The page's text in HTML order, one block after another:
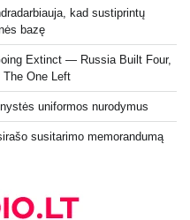
kad sustiprintų
bazę
Extinct — Russia Built Four,
The One Left
uniformos nurodymus
susitarimo memorandumą